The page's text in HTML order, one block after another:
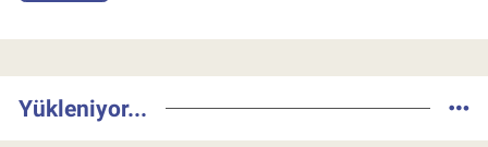
Yükleniyor...